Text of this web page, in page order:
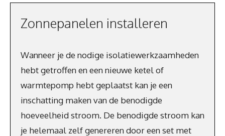
Zonnepanelen installeren
Wanneer je de nodige isolatiewerkzaamheden
hebt getroffen en een nieuwe ketel of
warmtepomp hebt geplaatst kan je een
inschatting maken van de benodigde
hoeveelheid stroom. De benodigde stroom kan
je helemaal zelf genereren door een set met